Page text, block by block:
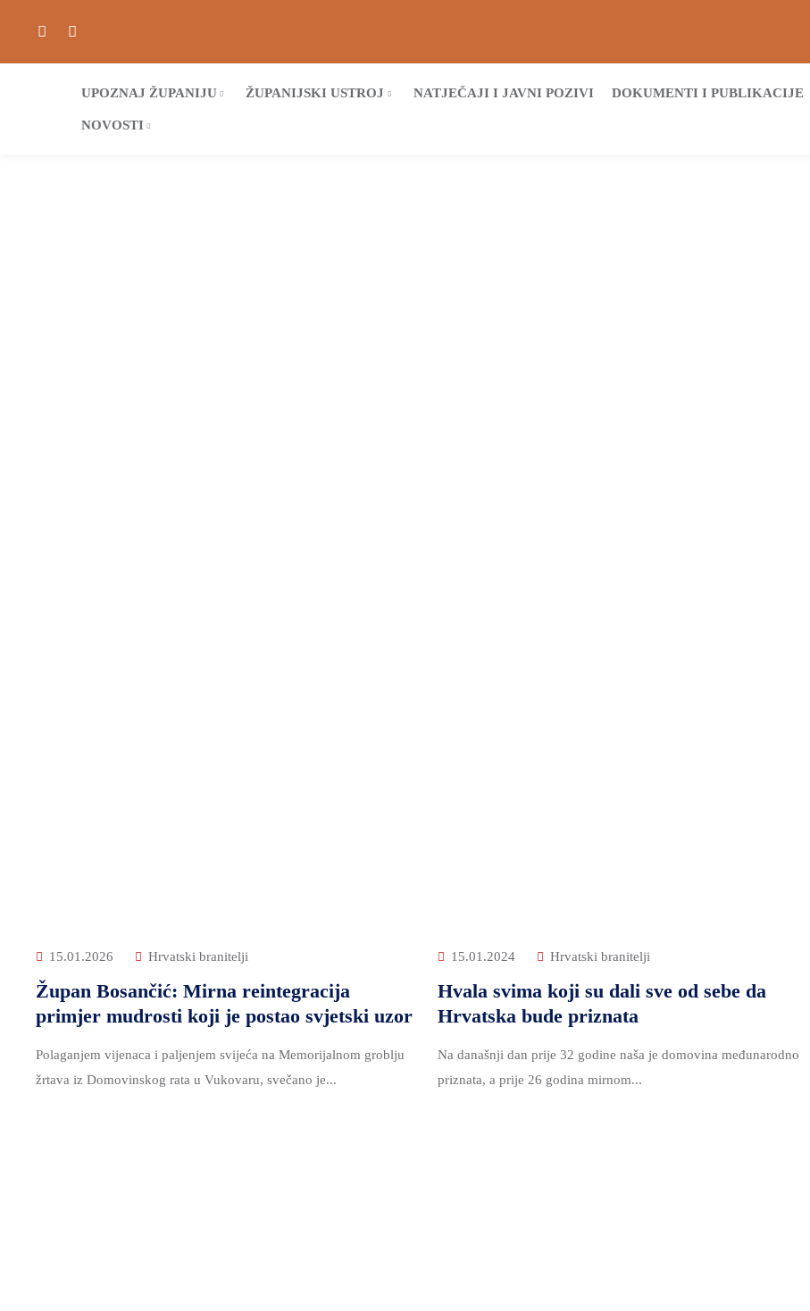
UPOZNAJ ŽUPANIJU ŽUPANIJSKI USTROJ NATJEČAJI I JAVNI POZIVI DOKUMENTI I PUBLIKACIJE
NOVOSTI
15.01.2026 Hrvatski branitelji
Župan Bosančić: Mirna reintegracija
primjer mudrosti koji je postao svjetski uzor
Polaganjem vijenaca i paljenjem svijeća na Memorijalnom groblju
žrtava iz Domovinskog rata u Vukovaru, svečano je...
15.01.2024 Hrvatski branitelji
Hvala svima koji su dali sve od sebe da
Hrvatska bude priznata
Na današnji dan prije 32 godine naša je domovina međunarodno
priznata, a prije 26 godina mirnom...